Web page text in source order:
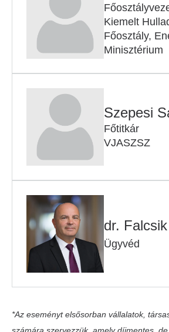
Kiemelt
Főosztály,
Minisztérium
Szepesi
Főtitkár
VJASZSZ
dr.
Ügyvéd
*Az eseményt elsősorban vállalatok,